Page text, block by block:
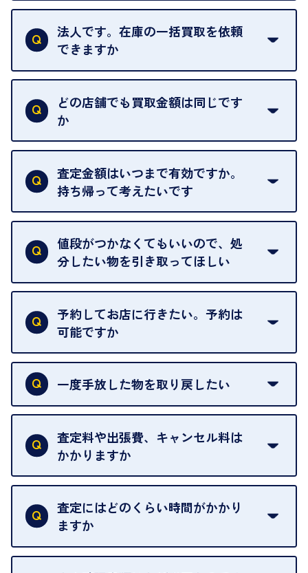
はい。1点でもお伺いします。
法人です。在庫の一括買取を依頼
できますか
はい。喜んで承ります。出張買取をご利用くださ
い。
ご指定の場所にお伺いします。
どの店舗でも買取金額は同じです
か
はい。全店舗一律です。
ただし、中古市場は日々変動するため、査定した日
によって査定額が変わることはございます。
査定金額はいつまで有効ですか。
持ち帰って考えたいです
査定額は当日限り有効です。
中古市場が日々変動するため、翌日には査定額が変
わることがございます。
値段がつかなくてもいいので、処
分したい物を引き取ってほしい
再販不可能な物は、場合によってはお断りすること
がございます。ご了承ください。
予約してお店に行きたい。予約は
可能ですか
申し訳ありませんが、現在はご来店の予約は承って
おりません。
を整えておりますので、お好きな時にお越しくださ
い。
お急ぎの場合はスタッフに一言お声がけください。
可能な限り、迅速に対応させていただきます。
一度手放した物を取り戻したい
当店は質店ではありませんので、買い取ったお品物
は基本的に販売へと回されます。買い戻しはできま
せんので、ご了承ください。
グオフが可能です。
契約破棄という形で、お品物をお戻しすることがで
きます。
売却当日を含む8日間のうちに、お気軽にお申し出
査定料や出張費、キャンセル料は
かかりますか
一切いただいておりません。査定金額にご納得いた
だけない場合は、その場でお断りいただいても問題
ございません。お気軽にご相談ください。
査定にはどのくらい時間がかかり
ますか
お品物の内容や点数によって異なりますが、店頭買